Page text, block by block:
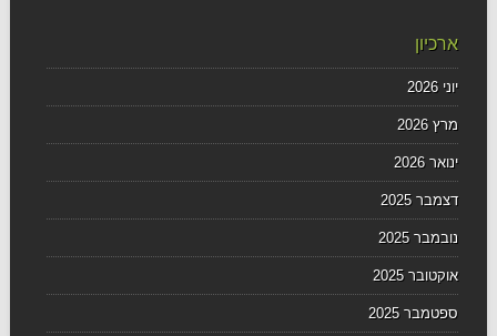
ארכיון
יוני 2026
מרץ 2026
ינואר 2026
דצמבר 2025
נובמבר 2025
אוקטובר 2025
ספטמבר 2025